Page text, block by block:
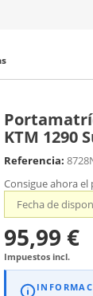
KTM 1290
Referencia:
Consigue ahora
Fecha de
95,99 €
Impuestos incl.